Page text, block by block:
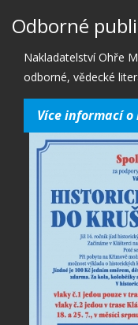
Odborné
Nakladatelství Ohře
odborné, vědecké
Více informací